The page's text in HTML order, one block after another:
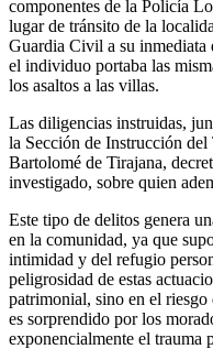
componentes de la Policía
lugar de tránsito de la
Guardia Civil a su inmediata
el individuo portaba las
los asaltos a las villas.
Las diligencias instruidas,
la Sección de Instrucción
Bartolomé de Tirajana,
investigado, sobre quien
Este tipo de delitos genera
en la comunidad, ya que
intimidad y del refugio
peligrosidad de estas
patrimonial, sino en el
es sorprendido por los
exponencialmente el trauma